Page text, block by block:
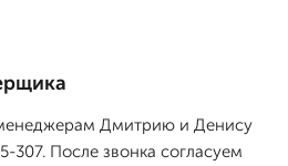
Дмитрию и Денису
307. После звонка согласуем